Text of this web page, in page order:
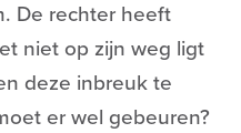
De rechter heeft
niet op zijn weg ligt
deze inbreuk te
er wel gebeuren?